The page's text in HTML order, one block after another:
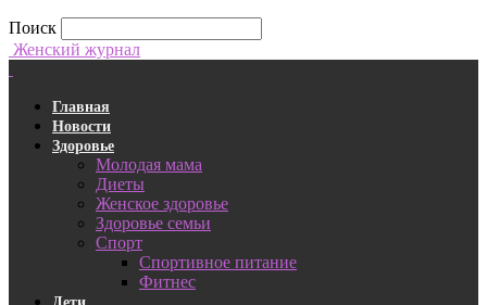
Поиск
Женский журнал
Главная
Новости
Здоровье
Молодая мама
Диеты
Женское здоровье
Здоровье семьи
Спорт
Спортивное питание
Фитнес